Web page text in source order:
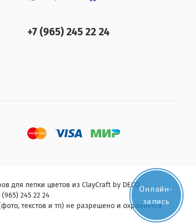
+7 (965) 245 22 24
для лепки цветов из ClayCraft by DECO.
245 22 24
текстов и тп) не разрешено и охраняется
Онлайн-
запись